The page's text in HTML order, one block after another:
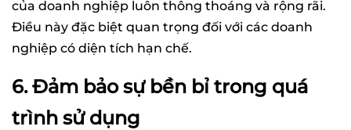
của doanh nghiệp luôn thông thoáng và rộng rãi.
Điều này đặc biệt quan trọng đối với các doanh
nghiệp có diện tích hạn chế.
6. Đảm bảo sự bền bỉ trong quá
trình sử dụng